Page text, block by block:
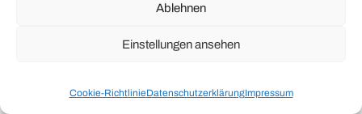
Ablehnen
Einstellungen ansehen
Cookie-RichtlinieDatenschutzerklärungImpressum